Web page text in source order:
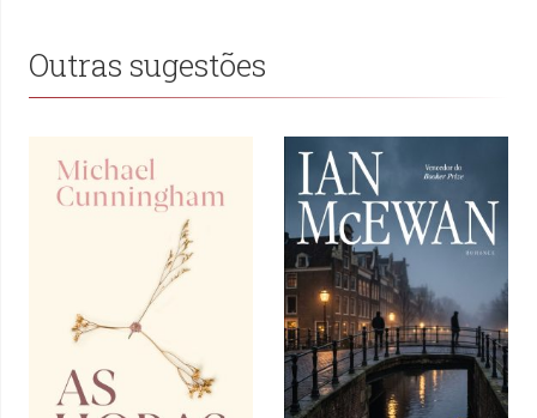
Outras sugestões